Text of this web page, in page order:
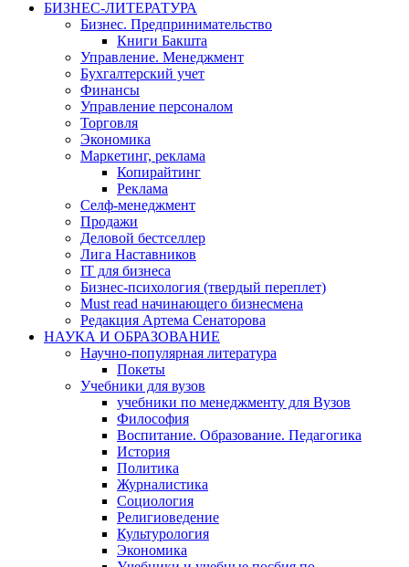
БИЗНЕС-ЛИТЕРАТУРА
Бизнес. Предпринимательство
Книги Бакшта
Управление. Менеджмент
Бухгалтерский учет
Финансы
Управление персоналом
Торговля
Экономика
Маркетинг, реклама
Копирайтинг
Реклама
Селф-менеджмент
Продажи
Деловой бестселлер
Лига Наставников
IT для бизнеса
Бизнес-психология (твердый переплет)
Must read начинающего бизнесмена
Редакция Артема Сенаторова
НАУКА И ОБРАЗОВАНИЕ
Научно-популярная литература
Покеты
Учебники для вузов
учебники по менеджменту для Вузов
Философия
Воспитание. Образование. Педагогика
История
Политика
Журналистика
Социология
Религиоведение
Культурология
Экономика